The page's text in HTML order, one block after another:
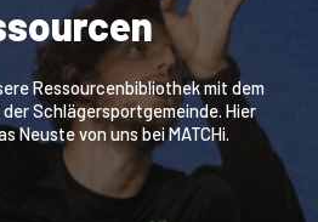
Ressourcenbibliothek mit dem
Schlägersportgemeinde. Hier
Neuste von uns bei MATCHi.